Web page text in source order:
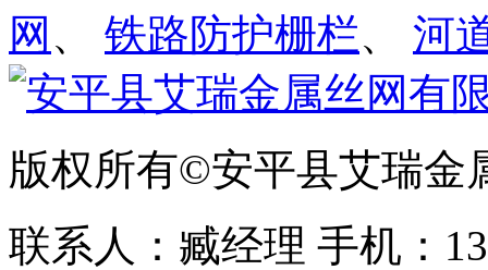
网 、 铁路防护栅栏、 河
版权所有©安平县艾瑞金
联系人：臧经理 手机：